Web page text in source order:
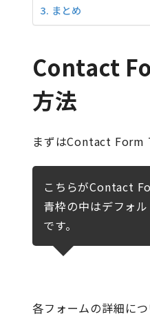
まとめ
Contact
方法
まずはContact Form
こちらがContact
青枠の中はデフォ
です。
各フォームの詳細に